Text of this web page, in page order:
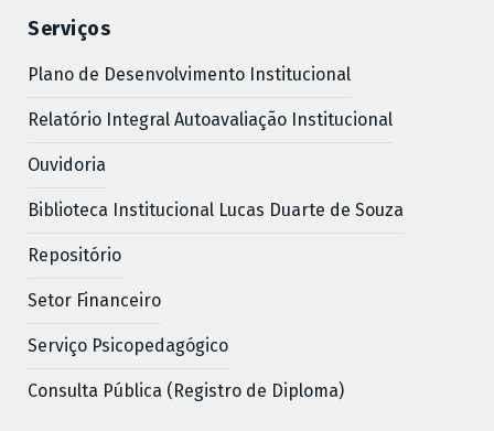
Serviços
Plano de Desenvolvimento Institucional
Relatório Integral Autoavaliação Institucional
Ouvidoria
Biblioteca Institucional Lucas Duarte de Souza
Repositório
Setor Financeiro
Serviço Psicopedagógico
Consulta Pública (Registro de Diploma)